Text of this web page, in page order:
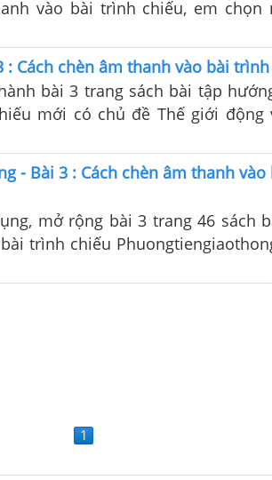
vào bài trình chiếu, em chọn
: Cách chèn âm thanh vào bài
bài tập hướng dẫn học tin
mới có chủ đề Thế giới động
- Bài 3 : Cách chèn âm thanh
mở rộng bài 3 trang 46 sách
trình chiếu
1